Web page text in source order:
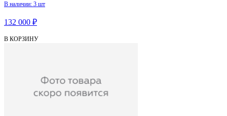
В наличии: 3 шт
132 000 ₽
В КОРЗИНУ